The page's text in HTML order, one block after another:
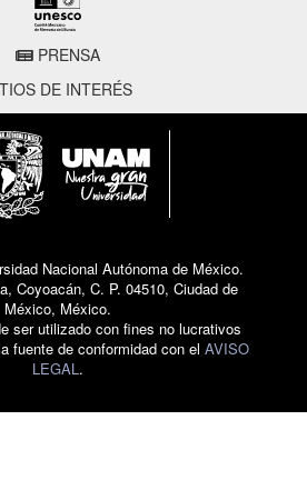
PRENSA
DE INTERÉS
Nacional Autónoma de México.
Coyoacán, C. P. 04510, Ciudad de
México, México.
ser utilizado con fines no lucrativos
fuente de conformidad con el AVISO
LEGAL.